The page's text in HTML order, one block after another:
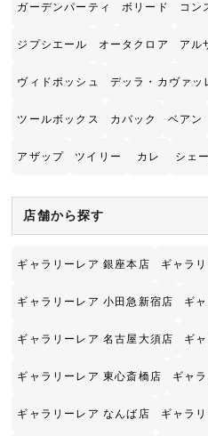
ガーデンパーティ ボリード コン
ジプシエール オータクロア アル
ヴィドポッシュ デッラ・カヴァッ
ツールボックス カバック ベアン
アザップ ツイリー カレ シェ
店舗から探す
ギャラリーレア 銀座本店 ギャラ
ギャラリーレア 小田急新宿店 ギ
ギャラリーレア 名古屋大須店 ギ
ギャラリーレア 東心斎橋店 ギャ
ギャラリーレア なんば店 ギャラ